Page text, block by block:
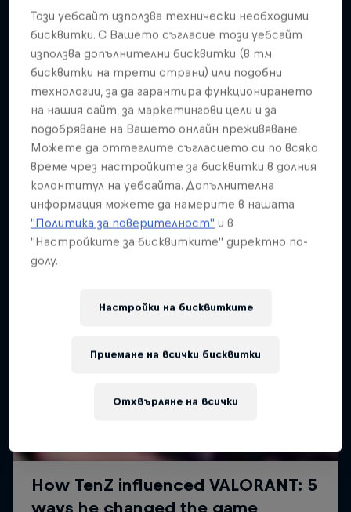
Този уебсайт използва технически необходими
бисквитки. С Вашето съгласие този уебсайт
използва допълнителни бисквитки (в т.ч.
бисквитки на трети страни) или подобни
технологии, за да гарантира функционирането
на нашия сайт, за маркетингови цели и за
подобряване на Вашето онлайн преживяване.
Можете да оттеглите съгласието си по всяко
време чрез настройките за бисквитки в долния
колонтитул на уебсайта. Допълнителна
информация можете да намерите в нашата
"Политика за поверителност" и в
"Настройките за бисквитките" директно по-
долу.
Настройки на бисквитките
Отхвърляне на всички
Приемане на всички бисквитки